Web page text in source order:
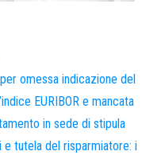
omessa indicazione del
EURIBOR e mancata
in sede di stipula
tutela del risparmiatore: i